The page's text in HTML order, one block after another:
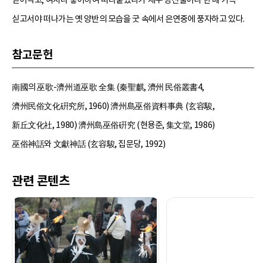
싣고서야 떠나가는 옛 양반의 모습을 굿 속에서 은연중에 풍자하고 있다.
참고문헌
南國의 巫歌-濟州道巫歌 全集 (秦聖麒, 濟州 民俗叢書4,
濟州民俗文化硏究所, 1960) 濟州島巫俗資料事典 (玄容駿,
新丘文化社, 1980) 濟州島巫俗硏究 (현용준, 集文堂, 1986)
巫俗神話와 文獻神話 (玄容駿, 집문당, 1992)
관련 콘텐츠